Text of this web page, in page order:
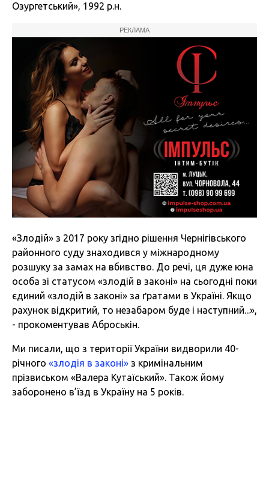
Озургетський», 1992 р.н.
РЕКЛАМА
«Злодій» з 2017 року згідно рішення Чернігівського
районного суду знаходився у міжнародному
розшуку за замах на вбивство. До речі, ця дуже юна
особа зі статусом «злодій в законі» на сьогодні поки
єдиний «злодій в законі» за ґратами в Україні. Якщо
рахунок відкритий, то незабаром буде і наступний...»,
- прокоментував Аброськін.
Ми писали, що з території України видворили 40-
річного «злодія в законі» з кримінальним
прізвиськом «Валера Кутаїський». Також йому
заборонено в’їзд в Україну на 5 років.